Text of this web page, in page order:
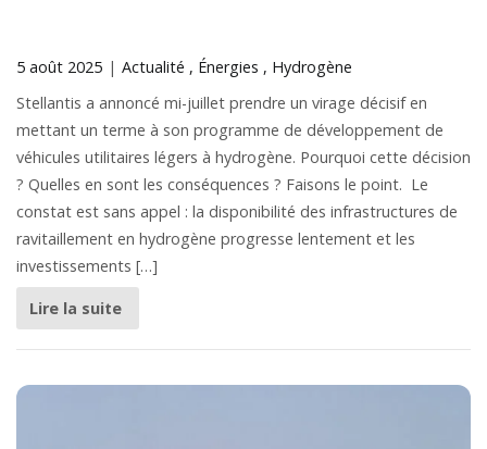
5 août 2025 Actualité Énergies
Hydrogène
Stellantis a annoncé mi-juillet prendre un virage décisif en
mettant un terme à son programme de développement de
véhicules utilitaires légers à hydrogène. Pourquoi cette décision
? Quelles en sont les conséquences ? Faisons le point. Le
constat est sans appel : la disponibilité des infrastructures de
ravitaillement en hydrogène progresse lentement et les
investissements […]
Lire la suite